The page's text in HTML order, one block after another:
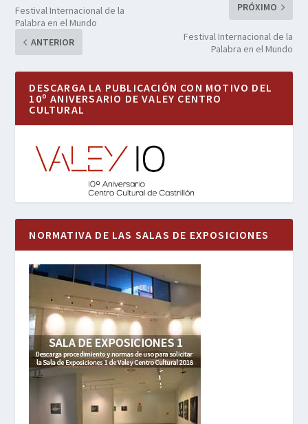
Festival Internacional de la
Palabra en el Mundo
ANTERIOR
PRÓXIMO
Festival Internacional de la
Palabra en el Mundo
DESCARGA LA PUBLICACIÓN CON MOTIVO DEL
10º ANIVERSARIO DE VALEY CENTRO
CULTURAL
NORMATIVA DE LAS SALAS DE EXPOSICIONES